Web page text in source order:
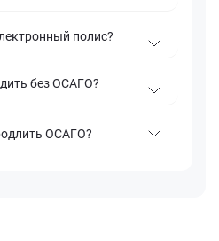
полис?
без ОСАГО?
ОСАГО?